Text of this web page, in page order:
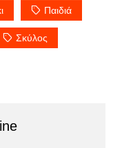
Παιδιά
Σκύλος